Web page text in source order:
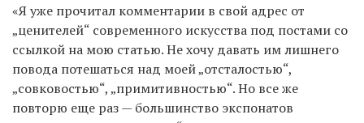
«Я уже прочитал комментарии в свой адрес от
„ценителей“ современного искусства под постами со
ссылкой на мою статью. Не хочу давать им лишнего
повода потешаться над моей „отсталостью“,
„совковостью“, „примитивностью“. Но все же
повторю еще раз — большинство экспонатов